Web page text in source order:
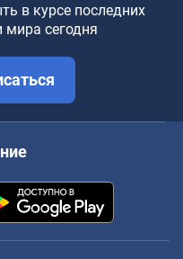
в курсе последних
мира сегодня